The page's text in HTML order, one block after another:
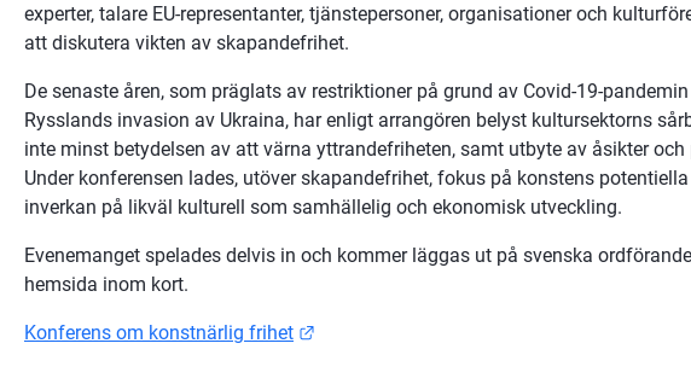
experter, talare EU-representanter, tjänstepersoner, organisationer och
att diskutera vikten av skapandefrihet.
De senaste åren, som präglats av restriktioner på grund av Covid-19-
Rysslands invasion av Ukraina, har enligt arrangören belyst kultursektorns
inte minst betydelsen av att värna yttrandefriheten, samt utbyte av åsikter och
Under konferensen lades, utöver skapandefrihet, fokus på konstens
inverkan på likväl kulturell som samhällelig och ekonomisk utveckling.
Evenemanget spelades delvis in och kommer läggas ut på svenska
hemsida inom kort.
Konferens om konstnärlig frihet